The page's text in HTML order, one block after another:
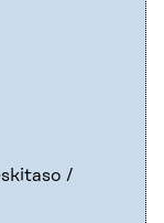
/